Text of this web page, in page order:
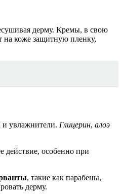
дерму. Кремы, в свою
на коже защитную пленку,
и увлажнители. Глицерин, алоэ
действие, особенно при
, такие как парабены,
дерму.